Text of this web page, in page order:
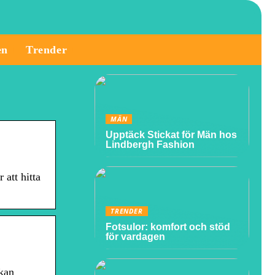
Trender
att hitta
MÄN
Upptäck Stickat för Män hos
Lindbergh Fashion
TRENDER
Fotsulor: komfort och stöd
för vardagen